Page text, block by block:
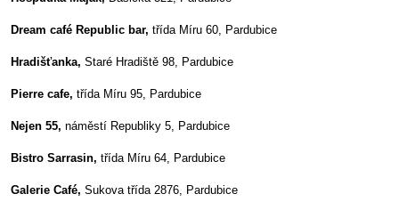
Dream café Republic bar,třída Míru 60, Pardubice
Hradišťanka,Staré Hradiště 98, Pardubice
Pierre cafe,třída Míru 95, Pardubice
Nejen 55,náměstí Republiky 5, Pardubice
Bistro Sarrasin,třída Míru 64, Pardubice
Galerie Café,Sukova třída 2876, Pardubice